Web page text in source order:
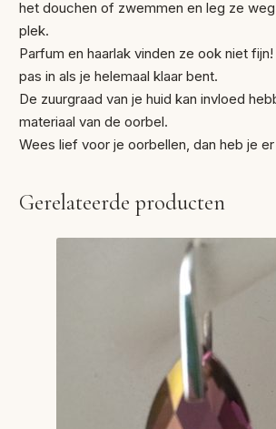
het douchen of zwemmen en leg ze
plek.
Parfum en haarlak vinden ze ook niet
pas in als je helemaal klaar bent.
De zuurgraad van je huid kan invloed
materiaal van de oorbel.
Wees lief voor je oorbellen, dan heb je
Gerelateerde producten